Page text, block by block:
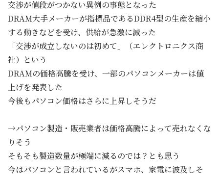
交渉が値段がつかない異例の事態となった
DRAM大手メーカーが指標品であるDDR4型の生産を縮小
する動きなどを受け、供給が急激に減った
「交渉が成立しないのは初めて」（エレクトロニクス商
社）という
DRAMの価格高騰を受け、一部のパソコンメーカーは値
上げを発表した
今後もパソコン価格はさらに上昇しそうだ
→パソコン製造・販売業者は価格高騰によって売れなくな
りそう
そもそも製造数量が極端に減るのでは？とも思う
今はパソコンと言われているがスマホ、家電に波及しそ